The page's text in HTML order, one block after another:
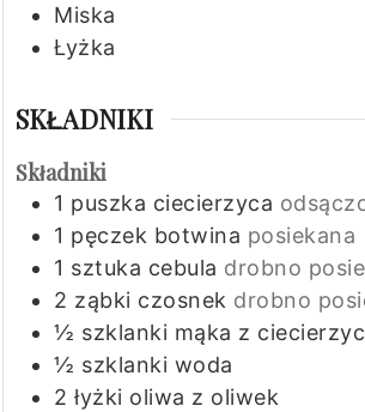
Miska
Łyżka
SKŁADNIKI
Składniki
1 puszka ciecierzyca
1 pęczek botwina posiekana
1 sztuka cebula drobno
2 ząbki czosnek drobno
½ szklanki mąka z
½ szklanki woda
2 łyżki oliwa z oliwek